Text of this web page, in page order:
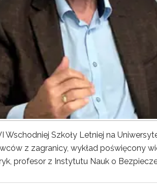
Wschodniej Szkoły Letniej na
z zagranicy, wykład poświęcony
profesor z Instytutu Nauk o